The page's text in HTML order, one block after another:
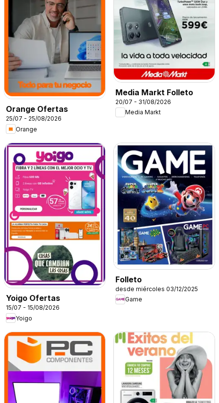
Orange Ofertas
25/07 - 25/08/2026
Orange
Media Markt Folleto
20/07 - 31/08/2026
Media Markt
Yoigo Ofertas
15/07 - 15/08/2026
Yoigo
Folleto
desde miércoles 03/12/2025
Game